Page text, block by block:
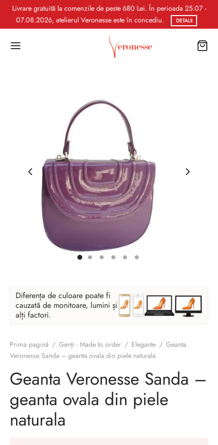
Livrare gratuită la comenzile de peste 680 Lei. În perioada 25.07 -
07.08.2026, atelierul Veronesse este în concediu.
DETALII
Diferența de culoare poate fi
cauzată de monitoare, lumini și
alți factori.
Prima pagină / Genți - Made to order / Elegante / Geanta
Veronesse Sanda – geanta ovala din piele naturala
Geanta Veronesse Sanda –
geanta ovala din piele
naturala